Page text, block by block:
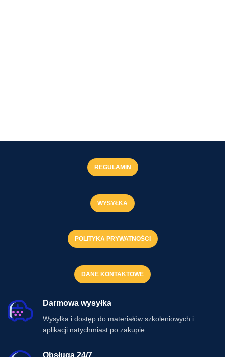
REGULAMIN
WYSYŁKA
POLITYKA PRYWATNOŚCI
DANE KONTAKTOWE
Darmowa wysyłka
Wysyłka i dostęp do materiałów szkoleniowych i
aplikacji natychmiast po zakupie.
Obsługa 24/7